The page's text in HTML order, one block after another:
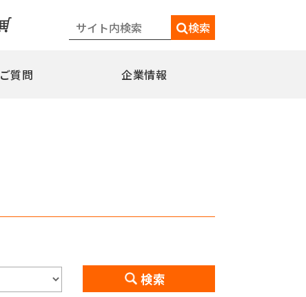
検索
様
コミュニティポール
交換用部品
質問 企業情報
検索